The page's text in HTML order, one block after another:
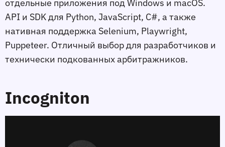
отдельные приложения под Windows и macOS.
API и SDK для Python, JavaScript, C#, а также
нативная поддержка Selenium, Playwright,
Puppeteer. Отличный выбор для разработчиков и
технически подкованных арбитражников.
Incogniton